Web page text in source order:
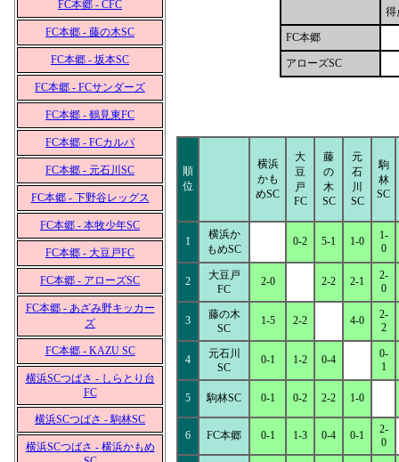
FC本郷 - CFC
FC本郷 - 藤の木SC
FC本郷 - 坂本SC
FC本郷 - FCサンダーズ
FC本郷 - 鶴見東FC
FC本郷 - FCカルパ
FC本郷 - 元石川SC
FC本郷 - 下野谷レッグス
FC本郷 - 本牧少年SC
FC本郷 - 大豆戸FC
FC本郷 - アローズSC
FC本郷 - あざみ野キッカー
ズ
FC本郷 - KAZU SC
横浜SCつばさ - しらとり台
FC
横浜SCつばさ - 駒林SC
横浜SCつばさ - 横浜かもめ
得
FC本郷
アローズSC
順
位
横浜
かも
めSC
大
豆
戸
FC
藤
の
木
SC
元
石
川
SC
駒
林
SC
1
横浜か
もめSC
0-2 5-1 1-0
1-
0
2
大豆戸
FC
2-0 2-2 2-1
2-
0
3
藤の木
SC
1-5 2-2 4-0
2-
2
4
元石川
SC
0-1 1-2 0-4
0-
1
5 駒林SC 0-1 0-2 2-2 1-0
6 FC本郷 0-1 1-3 0-4 0-1
2-
0